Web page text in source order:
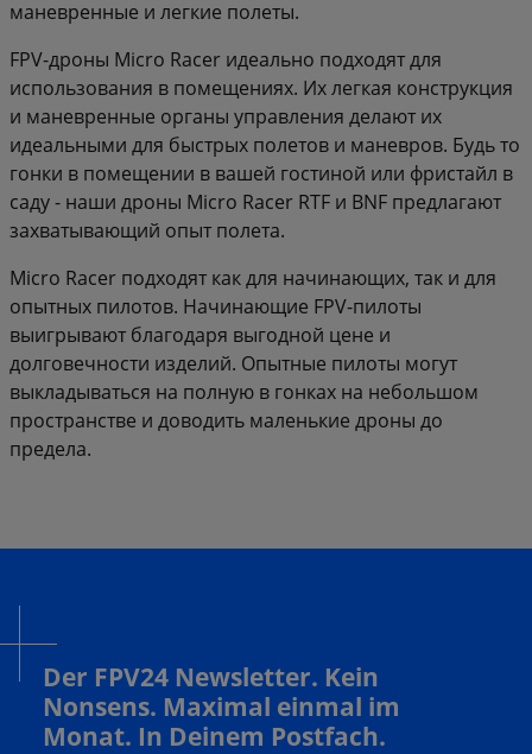
маневренные и легкие полеты.
FPV-дроны Micro Racer идеально подходят для
использования в помещениях. Их легкая конструкция
и маневренные органы управления делают их
идеальными для быстрых полетов и маневров. Будь то
гонки в помещении в вашей гостиной или фристайл в
саду - наши дроны Micro Racer RTF и BNF предлагают
захватывающий опыт полета.
Micro Racer подходят как для начинающих, так и для
опытных пилотов. Начинающие FPV-пилоты
выигрывают благодаря выгодной цене и
долговечности изделий. Опытные пилоты могут
выкладываться на полную в гонках на небольшом
пространстве и доводить маленькие дроны до
предела.
Der FPV24 Newsletter. Kein
Nonsens. Maximal einmal im
Monat. In Deinem Postfach.